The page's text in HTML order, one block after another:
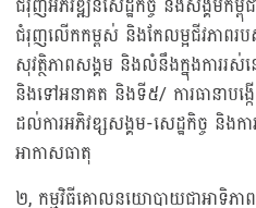
ជំរុញលើកកម្ពស់ និងកែលម្អជីវភាពរ
សុវត្ថិភាពសង្គម និងលំនឹងក្នុងការរស់
និងទៅអនាគត និងទី៥/ ការធានាបង្
ដល់ការអភិវឌ្សសង្គម-សេដ្ឋកិច្ច និង
អាកាសធាតុ
២, កម្មវិធីគោលនយោបាយជាអាទិភា